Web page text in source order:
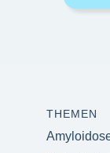
THEMEN